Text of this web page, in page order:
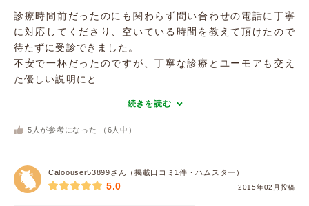
診療時間前だったのにも関わらず問い合わせの電話に丁寧
に対応してくださり、空いている時間を教えて頂けたので
待たずに受診できました。
不安で一杯だったのですが、丁寧な診療とユーモアも交え
た優しい説明にと...
続きを読む
5 人が参考になった （ 6 人中）
Caloouser53899さん（掲載口コミ1件・ハムスター）
2015年02月投稿
5.0